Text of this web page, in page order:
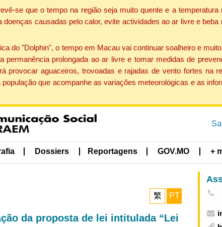
se que o tempo na região seja muito quente e a
causadas pelo calor, evite actividades ao ar livre e
do "Dolphin", o tempo em Macau vai continuar soalheiro e
prolongada ao ar livre e tomar medidas de
provocar aguaceiros, trovoadas e rajadas de vento fortes na
que acompanhe as variações meteorológicas e as
Dossiers Reportagens GOV.MO +
繁 PT
da proposta de lei intitulada “Lei